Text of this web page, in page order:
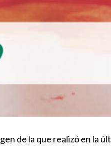
de la que realizó en la